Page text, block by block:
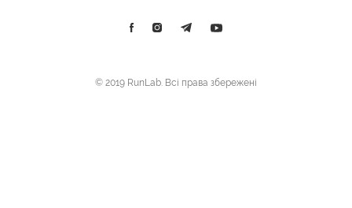
© 2019 RunLab. Всі права збережені